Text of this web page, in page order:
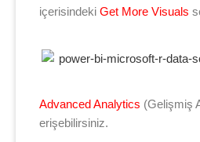
içerisindeki Get More Visuals
Advanced Analytics (Gelişmiş
erişebilirsiniz.